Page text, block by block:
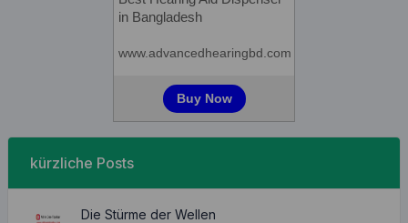
kürzliche Posts
Die Stürme der Wellen